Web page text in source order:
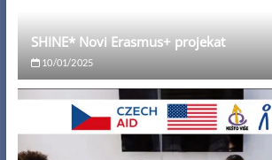
SHINE* Novi Erasmus+ projekat
10/01/2025